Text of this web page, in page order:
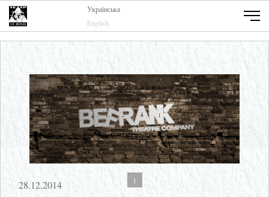
Українська
English
1
28.12.2014